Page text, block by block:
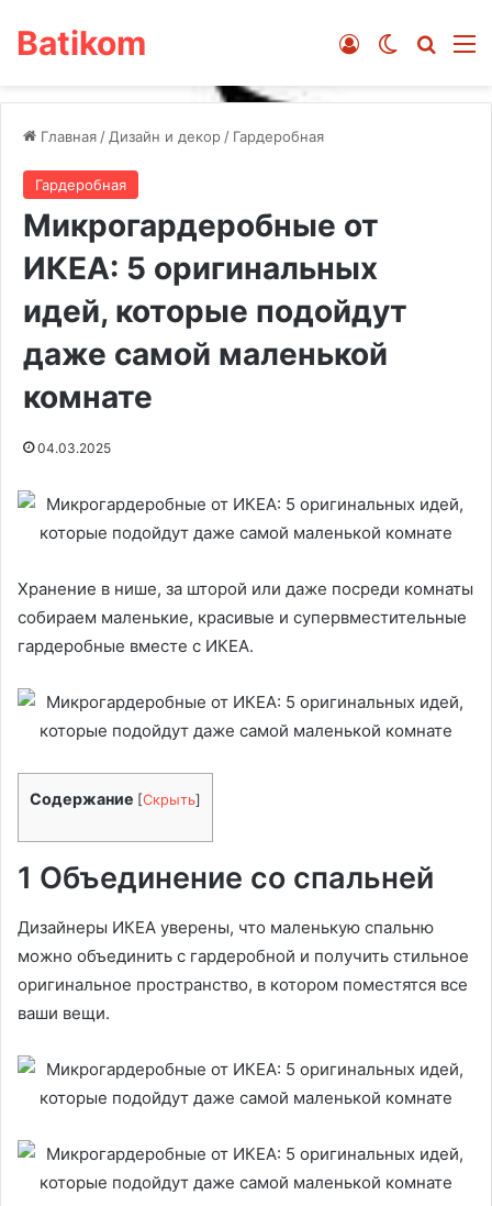
Batikom Switch skin
Войти
Главная / Дизайн и декор / Гардеробная
Гардеробная
Микрогардеробные от
ИКЕА: 5 оригинальных
идей, которые подойдут
даже самой маленькой
комнате
04.03.2025
Хранение в нише, за шторой или даже посреди комнаты
собираем маленькие, красивые и супервместительные
гардеробные вместе с ИКЕА.
Содержание [Скрыть]
1 Объединение со спальней
Дизайнеры ИКЕА уверены, что маленькую спальню
можно объединить с гардеробной и получить стильное
оригинальное пространство, в котором поместятся все
ваши вещи.